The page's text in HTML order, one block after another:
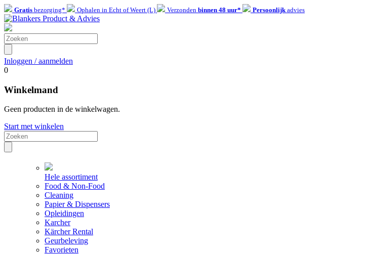
Gratis bezorging* Ophalen in Echt of Weert (L) Verzonden binnen 48 uur* Persoonlijkadvies
Inloggen / aanmelden
0
Winkelmand
Geen producten in de winkelwagen.
Start met winkelen
Hele assortiment
Food & Non-Food
Cleaning
Papier & Dispensers
Opleidingen
Karcher
Kärcher Rental
Geurbeleving
Favorieten